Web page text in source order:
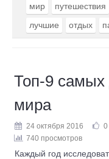
мир путешествия
лучшие
отдых
Топ-9 самых
мира
24 октября 2016 0
740 просмотров
Каждый год